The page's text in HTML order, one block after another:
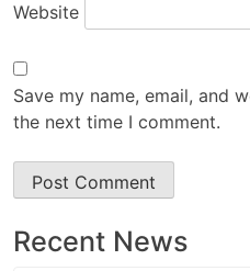
Website
Save my name, email, and
the next time I comment.
Recent News